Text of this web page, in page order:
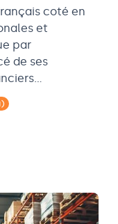
coté en
et
par
de ses